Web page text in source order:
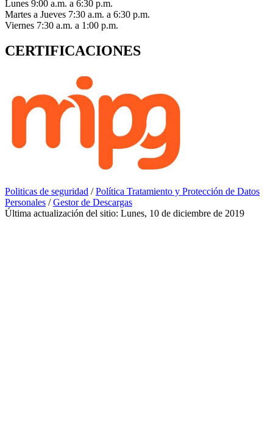
Lunes 9:00 a.m. a 6:30 p.m.
Martes a Jueves 7:30 a.m. a 6:30 p.m.
Viernes 7:30 a.m. a 1:00 p.m.
CERTIFICACIONES
Politicas de seguridad /Política Tratamiento y Protección de Datos
Personales /Gestor de Descargas
Última actualización del sitio: Lunes, 10 de diciembre de 2019